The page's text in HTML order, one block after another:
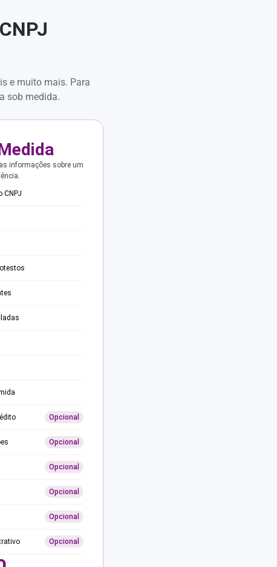
e muito mais. Para
sob medida.
informações sobre um
CNPJ
Opcional
Opcional
Opcional
Opcional
Opcional
Opcional